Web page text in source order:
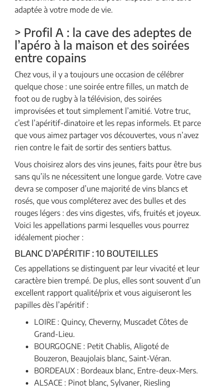
adaptée à votre mode de vie.
> Profil A : la cave des adeptes de
l’apéro à la maison et des soirées
entre copains
Chez vous, il y a toujours une occasion de célébrer
quelque chose : une soirée entre filles, un match de
foot ou de rugby à la télévision, des soirées
improvisées et tout simplement l’amitié. Votre truc,
c’est l’apéritif-dinatoire et les repas informels. Et parce
que vous aimez partager vos découvertes, vous n’avez
rien contre le fait de sortir des sentiers battus.
Vous choisirez alors des vins jeunes, faits pour être bus
sans qu’ils ne nécessitent une longue garde. Votre cave
devra se composer d’une majorité de vins blancs et
rosés, que vous compléterez avec des bulles et des
rouges légers : des vins digestes, vifs, fruités et joyeux.
Voici les appellations parmi lesquelles vous pourrez
idéalement piocher :
BLANC D’APÉRITIF : 10 BOUTEILLES
Ces appellations se distinguent par leur vivacité et leur
caractère bien trempé. De plus, elles sont souvent d’un
excellent rapport qualité/prix et vous aiguiseront les
papilles dès l’apéritif :
LOIRE : Quincy, Cheverny, Muscadet Côtes de
Grand-Lieu.
BOURGOGNE : Petit Chablis, Aligoté de
Bouzeron, Beaujolais blanc, Saint-Véran.
BORDEAUX : Bordeaux blanc, Entre-deux-Mers.
ALSACE : Pinot blanc, Sylvaner, Riesling